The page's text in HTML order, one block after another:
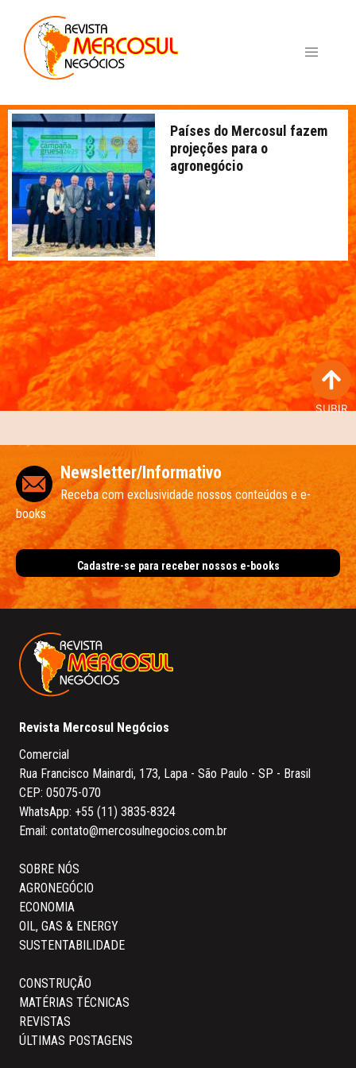
Países do Mercosul fazem
projeções para o
agronegócio
SUBIR
Newsletter/Informativo
Receba com exclusividade nossos conteúdos e e-
books
Cadastre-se para receber nossos e-books
Revista Mercosul Negócios
Comercial
Rua Francisco Mainardi, 173, Lapa - São Paulo - SP - Brasil
CEP: 05075-070
WhatsApp: +55 (11) 3835-8324
Email: contato@mercosulnegocios.com.br
SOBRE NÓS
AGRONEGÓCIO
ECONOMIA
OIL, GAS & ENERGY
SUSTENTABILIDADE
CONSTRUÇÃO
MATÉRIAS TÉCNICAS
REVISTAS
ÚLTIMAS POSTAGENS